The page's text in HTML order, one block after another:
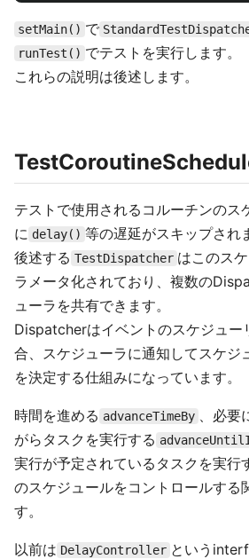
setMain() で
runTest() でテストを実行します。
これらの説明は後述します。
テストで使用されるコルーチンのス
に delay() 等の遅延がスキップされ
後述する TestDispatcher はこのス
ラメータ化されており、複数の
ューラを共有できます。
Dispatcherはイベントのスケジュー
合、スケジューラに通知してスケジ
を決定する仕組みになっています。
時間を進める advanceTimeBy 、必要
がらタスクを実行する
実行が予定されているタスクを実行
のスケジュールをコントロールする
す。
以前は DelayController という